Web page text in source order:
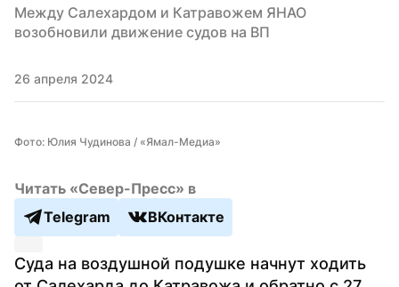
Между Салехардом и Катравожем ЯНАО
возобновили движение судов на ВП
26 апреля 2024
Фото: Юлия Чудинова / «Ямал-Медиа»
Читать «Север-Пресс» в
Telegram
ВКонтакте
Суда на воздушной подушке начнут ходить